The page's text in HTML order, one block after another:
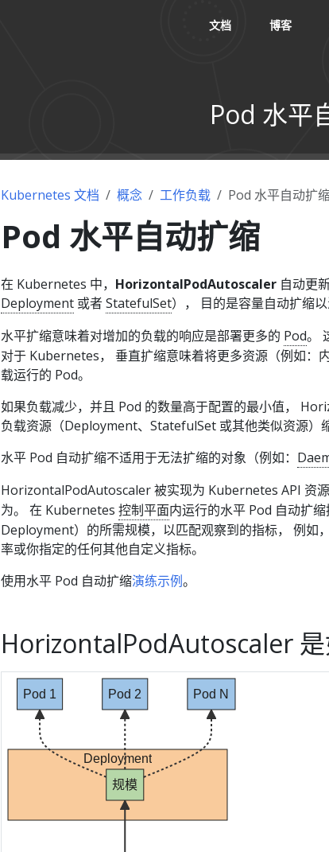
文档 博客
Pod 水平
Kubernetes 文档 概念 工作负载 Pod 水平自动扩
Pod 水平自动扩缩
在 Kubernetes 中， HorizontalPodAutoscaler 自动更
Deployment 或者StatefulSet）， 目的是容量自动扩缩以
水平扩缩意味着对增加的负载的响应是部署更多的 Pod。
对于 Kubernetes， 垂直扩缩意味着将更多资源（例如：
载运行的 Pod。
如果负载减少，并且 Pod 的数量高于配置的最小值，
负载资源（Deployment、StatefulSet 或其他类似资源）
水平 Pod 自动扩缩不适用于无法扩缩的对象（例如：
HorizontalPodAutoscaler 被实现为 Kubernetes API 资
为。 在 Kubernetes 控制平面内运行的水平 Pod 自动扩缩
Deployment）的所需规模，以匹配观察到的指标， 例如
率或你指定的任何其他自定义指标。
使用水平 Pod 自动扩缩演练示例。
HorizontalPodAutoscaler 是
Deployment
规模
Pod 1 Pod 2 Pod N